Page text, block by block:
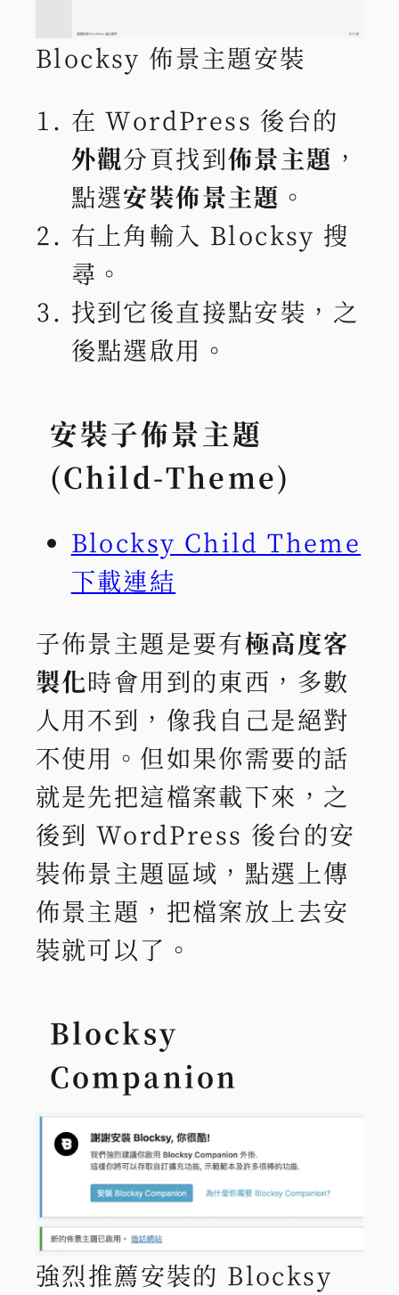
Blocksy 佈景主題安裝
在 WordPress 後台的
外觀分頁找到佈景主題 ，
點選安裝佈景主題 。
右上角輸入 Blocksy 搜
尋。
找到它後直接點安裝，之
後點選啟用。
安裝子佈景主題
(Child-Theme)
Blocksy Child Theme
下載連結
子佈景主題是要有極高度客
製化時會用到的東西，多數
人用不到，像我自己是絕對
不使用。但如果你需要的話
就是先把這檔案載下來，之
後到 WordPress 後台的安
裝佈景主題區域，點選上傳
佈景主題，把檔案放上去安
裝就可以了。
Blocksy
Companion
強烈推薦安裝的 Blocksy